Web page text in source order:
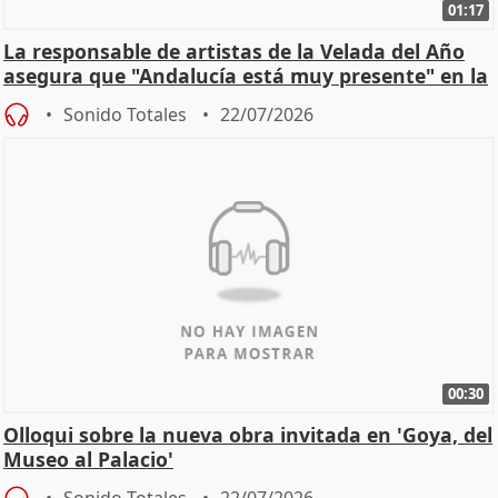
01:17
La responsable de artistas de la Velada del Año
asegura que "Andalucía está muy presente" en la
cita
Sonido Totales 22/07/2026
00:30
Olloqui sobre la nueva obra invitada en 'Goya, del
Museo al Palacio'